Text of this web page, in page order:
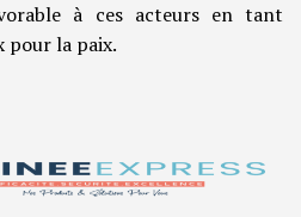
à ces acteurs en tant
pour la paix.